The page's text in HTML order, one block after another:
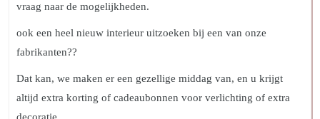
vraag naar de mogelijkheden.
ook een heel nieuw interieur uitzoeken bij een van onze
fabrikanten??
Dat kan, we maken er een gezellige middag van, en u krijgt
altijd extra korting of cadeaubonnen voor verlichting of extra